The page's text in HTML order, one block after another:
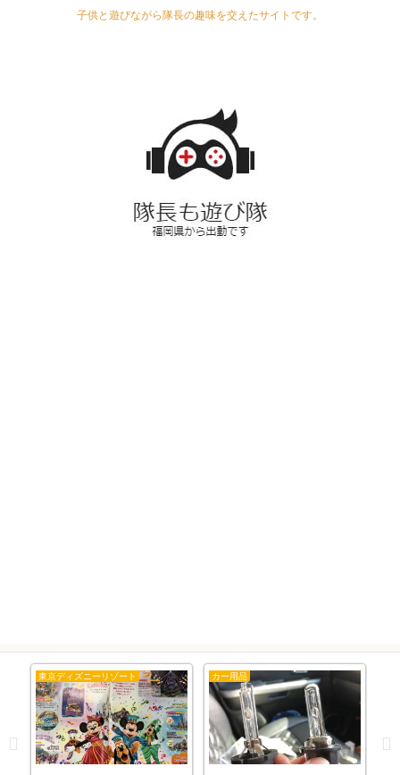
子供と遊びながら隊長の趣味を交えたサイトです。
東京ディズニーリゾート カー用品